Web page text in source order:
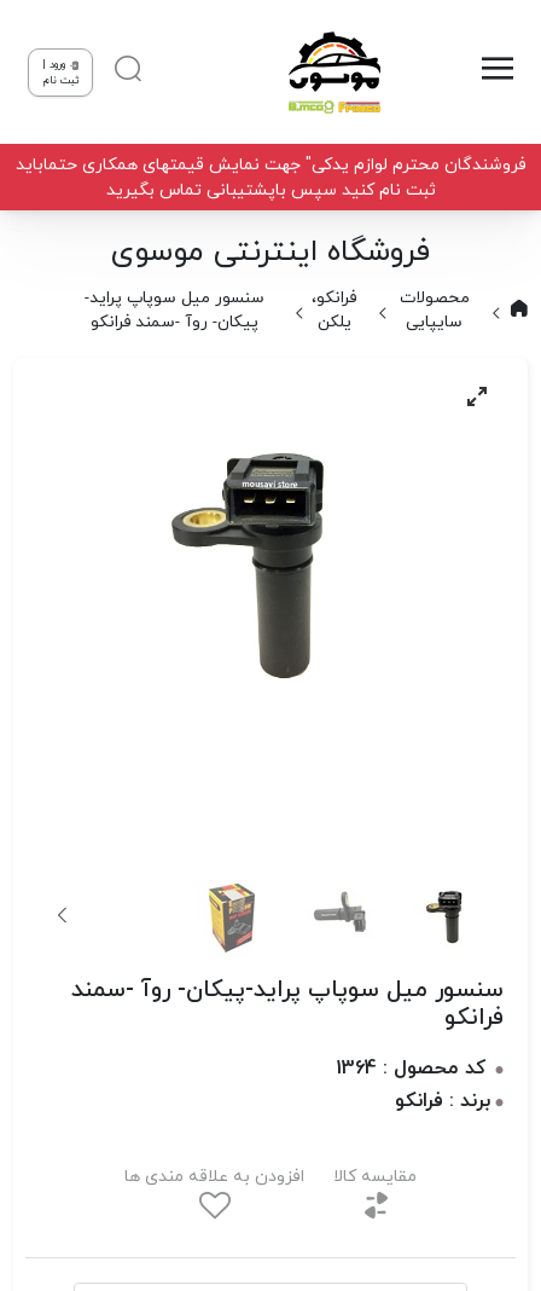
ورود |
ثبت نام
فروشندگان محترم لوازم یدکی" جهت نمایش قیمتهای همکاری حتماباید
ثبت نام کنید سپس باپشتیبانی تماس بگیرید
فروشگاه اینترنتی موسوی
محصولات
سایپایی
فرانکو،
یلکن
سنسور میل سوپاپ پراید-
پیکان- روآ -سمند فرانکو
سنسور میل سوپاپ پراید-پیکان- روآ -سمند
فرانکو
کد محصول : 1364
برند : فرانکو
مقایسه کالا افزودن به علاقه مندی ها